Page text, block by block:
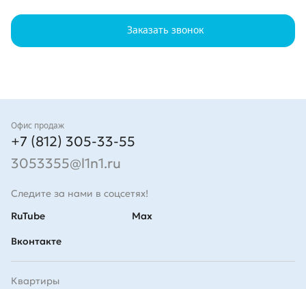
Заказать звонок
Контакты
Офис продаж
+7 (812) 305-33-55
3053355@l1n1.ru
Следите за нами в соцсетях!
RuTube
Вконтакте
Max
Квартиры